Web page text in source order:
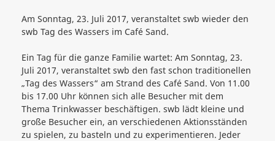
Am Sonntag, 23. Juli 2017, veranstaltet swb wieder den
swb Tag des Wassers im Café Sand.
Ein Tag für die ganze Familie wartet: Am Sonntag, 23.
Juli 2017, veranstaltet swb den fast schon traditionellen
„Tag des Wassers“ am Strand des Café Sand. Von 11.00
bis 17.00 Uhr können sich alle Besucher mit dem
Thema Trinkwasser beschäftigen. swb lädt kleine und
große Besucher ein, an verschiedenen Aktionsständen
zu spielen, zu basteln und zu experimentieren. Jeder